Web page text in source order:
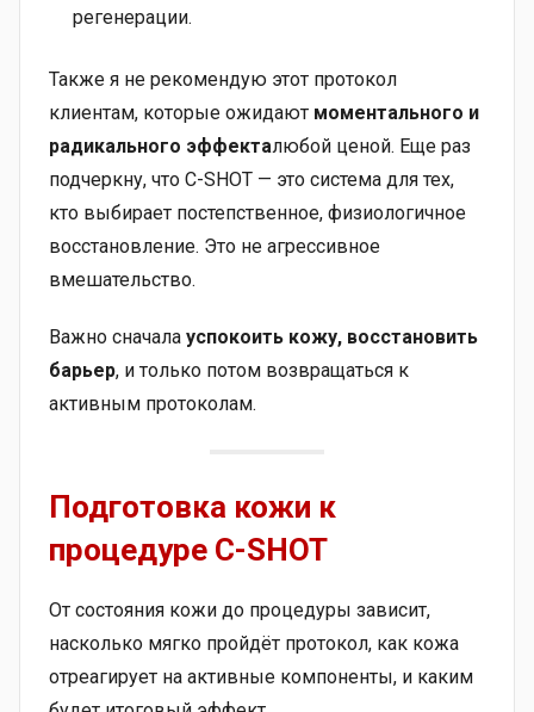
регенерации.
Также я не рекомендую этот протокол
клиентам, которые ожидают моментального и
радикального эффекталюбой ценой. Еще раз
подчеркну, что C-SHOT — это система для тех,
кто выбирает постепственное, физиологичное
восстановление. Это не агрессивное
вмешательство.
Важно сначала успокоить кожу, восстановить
барьер, и только потом возвращаться к
активным протоколам.
Подготовка кожи к
процедуре C-SHOT
От состояния кожи до процедуры зависит,
насколько мягко пройдёт протокол, как кожа
отреагирует на активные компоненты, и каким